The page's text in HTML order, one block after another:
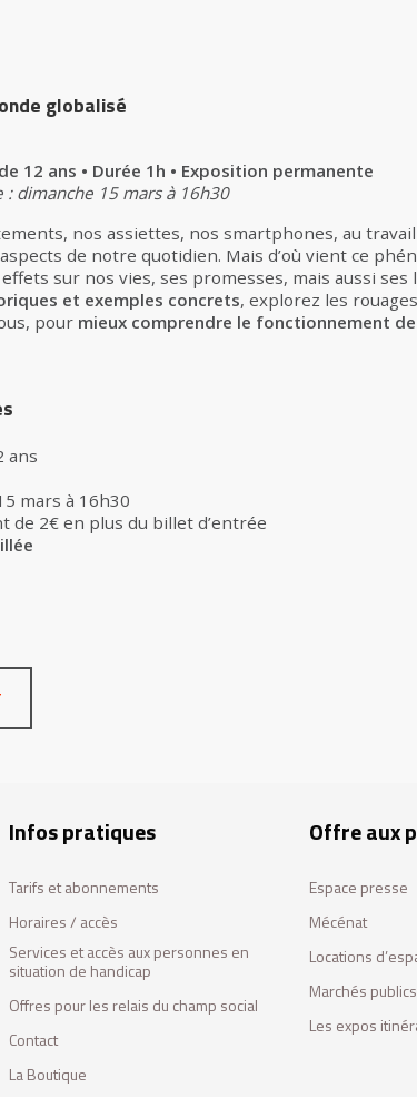
globalisé
12 ans • Durée 1h • Exposition permanente
dimanche 15 mars à 16h30
nos assiettes, nos smartphones, au
de notre quotidien. Mais d’où vient ce
sur nos vies, ses promesses, mais aussi ses
et exemples concrets, explorez les
pour mieux comprendre le fonctionnement
ans
mars à 16h30
de 2€ en plus du billet d’entrée
Infos pratiques
Tarifs et abonnements
Horaires / accès
Services et accès aux personnes en
situation de handicap
Offres pour les relais du champ social
Contact
La Boutique
Offre aux
Espace presse
Mécénat
Locations
Marchés publics
Les expos